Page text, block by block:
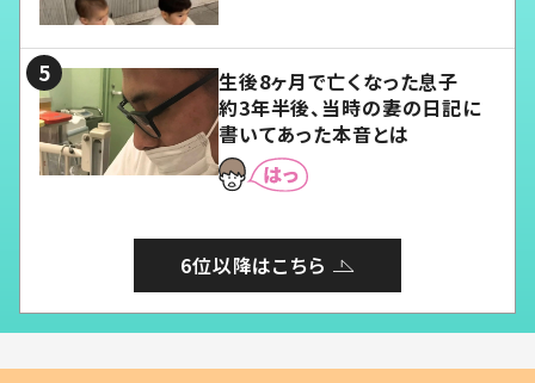
生後8ヶ月で亡くなった息子
約3年半後、当時の妻の日記に
書いてあった本音とは
6位以降はこちら